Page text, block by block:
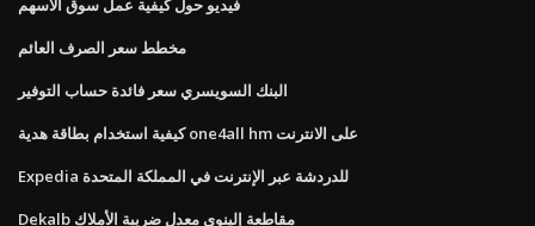
فيديو حول كيفية عمل سوق الأسهم
مخطط سعر الصرف العائم
البنك السويسري سعر فائدة حساب التوفير
كيفية استخدام بطاقة هدية one4all hm على الانترنت
Expedia للدردشة عبر الإنترنت في المملكة المتحدة
Dekalb مقاطعة إلينوي معدل ضريبة الأملاك